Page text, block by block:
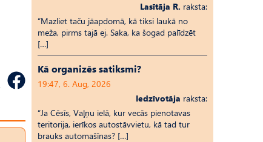
Lasītāja R. raksta:
“Mazliet taču jāapdomā, kā tiksi laukā no
meža, pirms tajā ej. Saka, ka šogad palīdzēt
[…]
Kā organizēs satiksmi?
19:47, 6. Aug, 2026
Iedzīvotāja raksta:
“Ja Cēsīs, Vaļņu ielā, kur vecās pienotavas
teritorija, ierīkos autostāvvietu, kā tad tur
brauks automašīnas? […]